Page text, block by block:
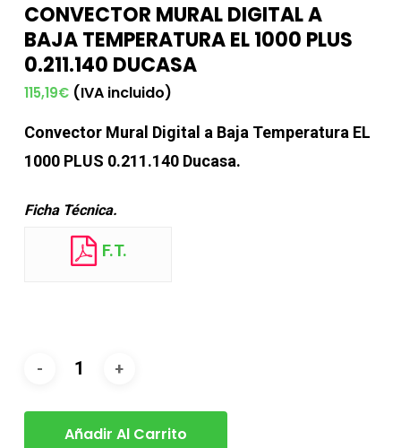
CONVECTOR MURAL DIGITAL A
BAJA TEMPERATURA EL 1000 PLUS
0.211.140 DUCASA
115,19€ (IVA incluido)
Convector Mural Digital a Baja Temperatura EL
1000 PLUS 0.211.140 Ducasa.
Ficha Técnica.
F.T.
Añadir Al Carrito